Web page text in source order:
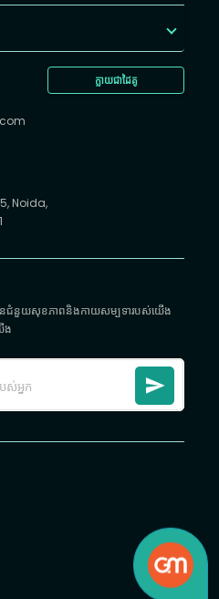
ក្លាយជាដៃគូ
Noida,
ានជំនួយសុខភាពនិងកាយសម្បទារបស់យើង
ង